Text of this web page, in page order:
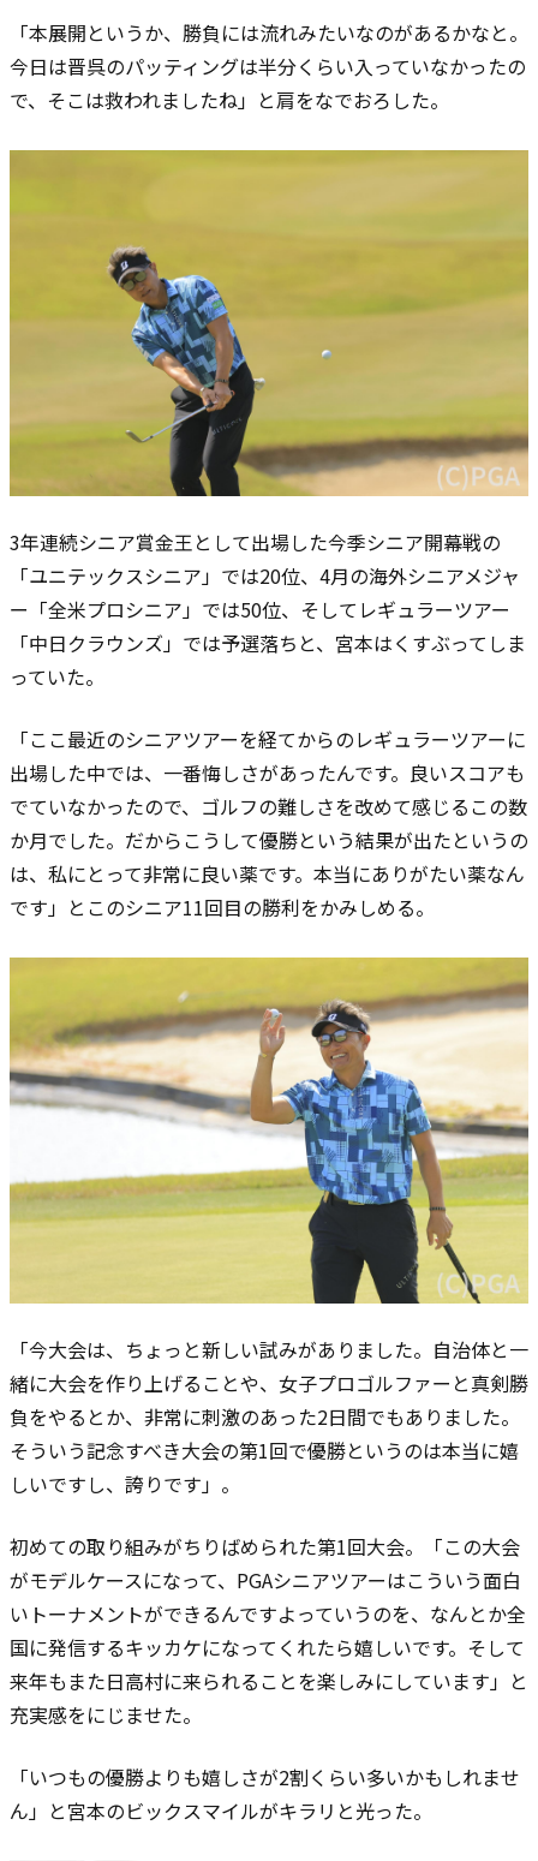
「本展開というか、勝負には流れみたいなのがあるかなと。
今日は晋呉のパッティングは半分くらい入っていなかったの
で、そこは救われましたね」と肩をなでおろした。
3年連続シニア賞金王として出場した今季シニア開幕戦の
「ユニテックスシニア」では20位、4月の海外シニアメジャ
ー「全米プロシニア」では50位、そしてレギュラーツアー
「中日クラウンズ」では予選落ちと、宮本はくすぶってしま
っていた。
「ここ最近のシニアツアーを経てからのレギュラーツアーに
出場した中では、一番悔しさがあったんです。良いスコアも
でていなかったので、ゴルフの難しさを改めて感じるこの数
か月でした。だからこうして優勝という結果が出たというの
は、私にとって非常に良い薬です。本当にありがたい薬なん
です」とこのシニア11回目の勝利をかみしめる。
「今大会は、ちょっと新しい試みがありました。自治体と一
緒に大会を作り上げることや、女子プロゴルファーと真剣勝
負をやるとか、非常に刺激のあった2日間でもありました。
そういう記念すべき大会の第1回で優勝というのは本当に嬉
しいですし、誇りです」。
初めての取り組みがちりばめられた第1回大会。「この大会
がモデルケースになって、PGAシニアツアーはこういう面白
いトーナメントができるんですよっていうのを、なんとか全
国に発信するキッカケになってくれたら嬉しいです。そして
来年もまた日高村に来られることを楽しみにしています」と
充実感をにじませた。
「いつもの優勝よりも嬉しさが2割くらい多いかもしれませ
ん」と宮本のビックスマイルがキラリと光った。